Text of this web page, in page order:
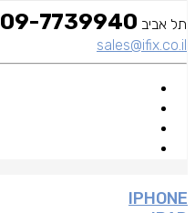
תל אביב 09-7739940 שלוחה 4
sales@ifix.co.il
IPHONE